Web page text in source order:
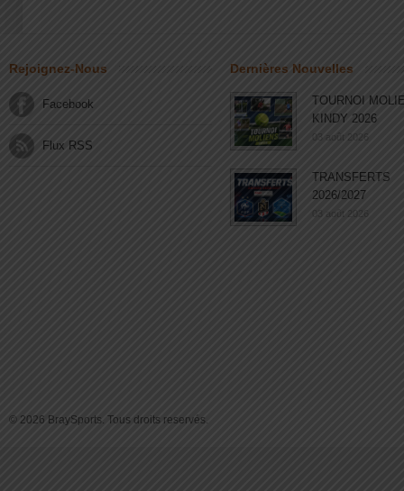
Rejoignez-Nous
Facebook
Flux RSS
Dernières Nouvelles
TOURNOI
KINDY 2026
03 août 2026
TRANSFERTS
2026/2027
03 août 2026
© 2026 BraySports. Tous droits reservés.